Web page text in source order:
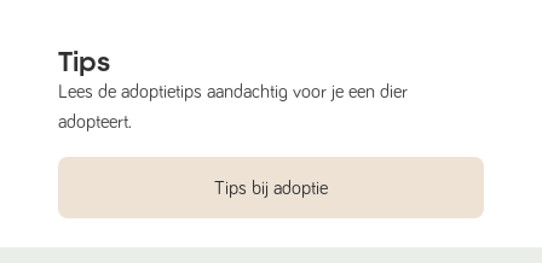
Tips
Lees de adoptietips aandachtig voor je een dier
adopteert.
Tips bij adoptie